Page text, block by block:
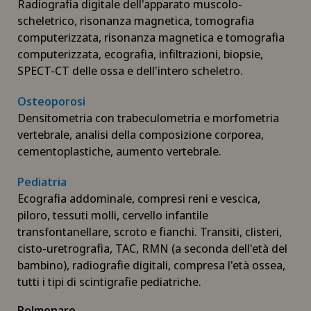
Chirurgia maxillo-facciale
Chirurgia mini-invasiva
Chirurgia oncologica
Chirurgia ortopedica
Chirurgia pediatrica
Chirurgia plastica, estetica e ricostruttiva
Chirurgia toracica
Radiografia digitale dell'apparato muscolo-
scheletrico, risonanza magnetica, tomografia
computerizzata, risonanza magnetica e tomografia
computerizzata, ecografia, infiltrazioni, biopsie,
SPECT-CT delle ossa e dell'intero scheletro.
Osteoporosi
Densitometria con trabeculometria e morfometria
vertebrale, analisi della composizione corporea,
cementoplastiche, aumento vertebrale.
Pediatria
Ecografia addominale, compresi reni e vescica,
piloro, tessuti molli, cervello infantile
transfontanellare, scroto e fianchi. Transiti, clisteri,
cisto-uretrografia, TAC, RMN (a seconda dell'età del
bambino), radiografie digitali, compresa l'età ossea,
tutti i tipi di scintigrafie pediatriche.